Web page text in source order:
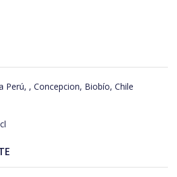
Perú, , Concepcion, Biobío, Chile